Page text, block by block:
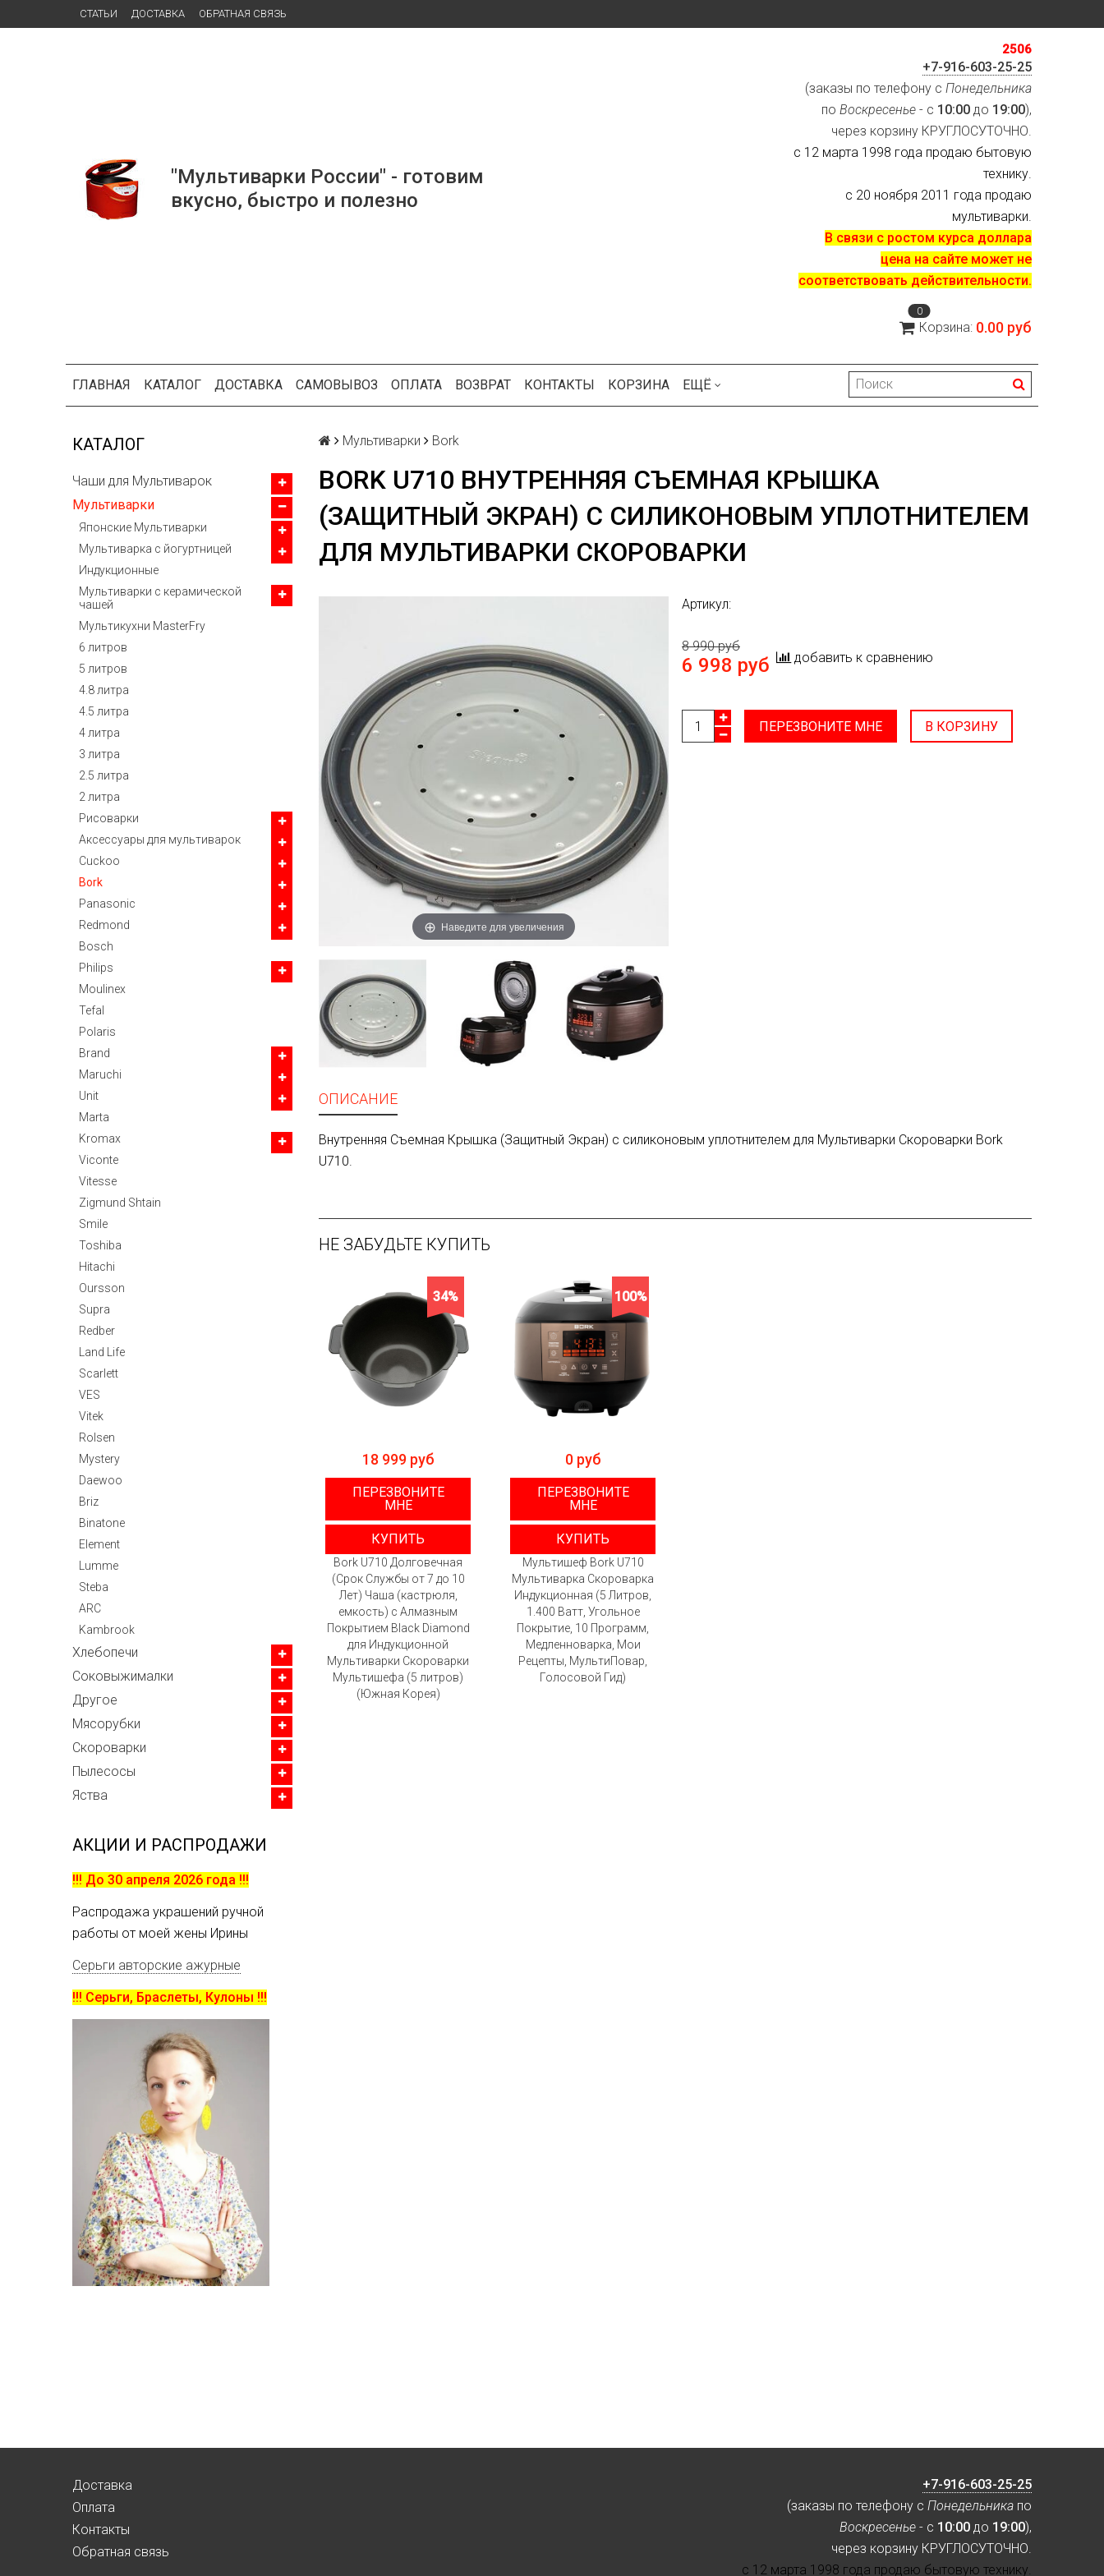
СТАТЬИ ДОСТАВКА ОБРАТНАЯ СВЯЗЬ
"Мультиварки России" - готовим
вкусно, быстро и полезно
2506
+7-916-603-25-25
(заказы по телефону с Понедельника
по Воскресенье - с 10:00 до 19:00),
через корзину КРУГЛОСУТОЧНО.
с 12 марта 1998 года продаю бытовую
технику.
с 20 ноября 2011 года продаю
мультиварки.
В связи с ростом курса доллара
цена на сайте может не
соответствовать действительности.
0
Корзина: 0.00 руб
ГЛАВНАЯ КАТАЛОГ ДОСТАВКА САМОВЫВОЗ ОПЛАТА ВОЗВРАТ КОНТАКТЫ КОРЗИНА ЕЩЁ
КАТАЛОГ
Чаши для Мультиварок
Мультиварки
Японские Мультиварки
Мультиварка с йогуртницей
Индукционные
Мультиварки с керамической
чашей
Мультикухни MasterFry
6 литров
5 литров
4.8 литра
4.5 литра
4 литра
3 литра
2.5 литра
2 литра
Рисоварки
Аксессуары для мультиварок
Cuckoo
Bork
Panasonic
Redmond
Bosch
Philips
Moulinex
Tefal
Polaris
Brand
Maruchi
Unit
Marta
Kromax
Viconte
Vitesse
Zigmund Shtain
Smile
Toshiba
Hitachi
Oursson
Supra
Redber
Land Life
Scarlett
VES
Vitek
Rolsen
Mystery
Daewoo
Briz
Binatone
Element
Lumme
Steba
ARC
Kambrook
Хлебопечи
Соковыжималки
Другое
Мясорубки
Скороварки
Пылесосы
Яства
АКЦИИ И РАСПРОДАЖИ
!!! До 30 апреля 2026 года !!!
Распродажа украшений ручной
работы от моей жены Ирины
Серьги авторские ажурные
!!! Серьги, Браслеты, Кулоны !!!
Мультиварки Bork
BORK U710 ВНУТРЕННЯЯ СЪЕМНАЯ КРЫШКА
(ЗАЩИТНЫЙ ЭКРАН) С СИЛИКОНОВЫМ УПЛОТНИТЕЛЕМ
ДЛЯ МУЛЬТИВАРКИ СКОРОВАРКИ
Наведите для увеличения
Артикул:
8 990 руб
6 998 руб добавить к сравнению
ПЕРЕЗВОНИТЕ МНЕ В КОРЗИНУ
ОПИСАНИЕ
Внутренняя Съемная Крышка (Защитный Экран) с силиконовым уплотнителем для Мультиварки Скороварки Bork
U710.
НЕ ЗАБУДЬТЕ КУПИТЬ
34%
18 999 руб
ПЕРЕЗВОНИТЕ
МНЕ
КУПИТЬ
Bork U710 Долговечная
(Срок Службы от 7 до 10
Лет) Чаша (кастрюля,
емкость) с Алмазным
Покрытием Black Diamond
для Индукционной
Мультиварки Скороварки
Мультишефа (5 литров)
(Южная Корея)
100%
0 руб
ПЕРЕЗВОНИТЕ
МНЕ
КУПИТЬ
Мультишеф Bork U710
Мультиварка Скороварка
Индукционная (5 Литров,
1.400 Ватт, Угольное
Покрытие, 10 Программ,
Медленноварка, Мои
Рецепты, МультиПовар,
Голосовой Гид)
Доставка
Оплата
Контакты
Обратная связь
+7-916-603-25-25
(заказы по телефону с Понедельника по
Воскресенье - с 10:00 до 19:00),
через корзину КРУГЛОСУТОЧНО.
с 12 марта 1998 года продаю бытовую технику.